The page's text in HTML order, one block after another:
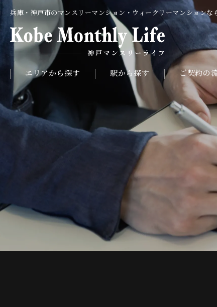
兵庫・神戸市のマンスリーマンション・ウィークリーマンションな
エリアから探す 駅から探す ご契約の